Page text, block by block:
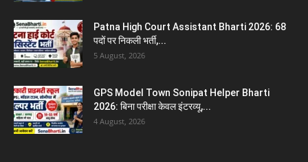
Patna High Court Assistant Bharti 2026: 68
पदों पर निकली भर्ती,...
5 August, 2026
GPS Model Town Sonipat Helper Bharti
2026: बिना परीक्षा केवल इंटरव्यू,...
4 August, 2026